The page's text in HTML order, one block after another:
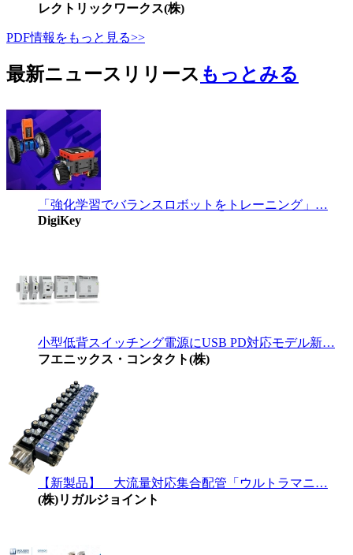
レクトリックワークス(株)
PDF情報をもっと見る>>
最新ニュースリリース もっとみる
「強化学習でバランスロボットをトレーニング」…
DigiKey
小型低背スイッチング電源にUSB PD対応モデル新…
フエニックス・コンタクト(株)
【新製品】 大流量対応集合配管「ウルトラマニ…
(株)リガルジョイント